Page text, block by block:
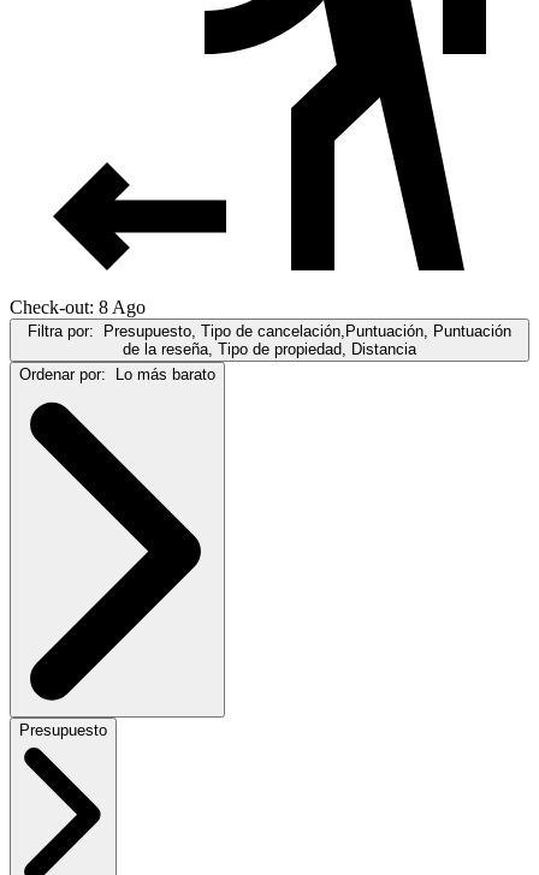
Check-out: 8 Ago
Filtra por:
Presupuesto, Tipo de cancelación,Puntuación, Puntuación
de la reseña, Tipo de propiedad, Distancia
Ordenar por:
Lo más barato
Presupuesto